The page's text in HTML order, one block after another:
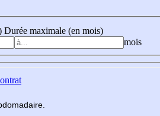
Durée maximale (en mois)
mois
madaire